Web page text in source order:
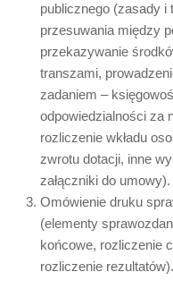
publicznego (zasady i
przesuwania między
przekazywanie
transzami,
zadaniem –
odpowiedzialności za
rozliczenie wkładu
zwrotu dotacji, inne
załączniki do umowy).
Omówienie druku
(elementy
końcowe, rozliczenie
rozliczenie rezultatów).